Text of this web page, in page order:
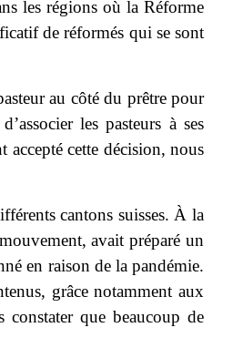
les régions où la Réforme
de réformés qui se sont
au côté du prêtre pour
les pasteurs à ses
accepté cette décision, nous
cantons suisses. À la
avait préparé un
en raison de la pandémie.
grâce notamment aux
constater que beaucoup de